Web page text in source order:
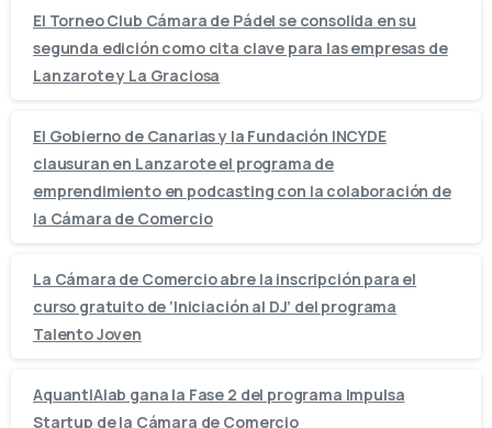
El Torneo Club Cámara de Pádel se consolida en su
segunda edición como cita clave para las empresas de
Lanzarote y La Graciosa
El Gobierno de Canarias y la Fundación INCYDE
clausuran en Lanzarote el programa de
emprendimiento en podcasting con la colaboración de
la Cámara de Comercio
La Cámara de Comercio abre la inscripción para el
curso gratuito de ‘Iniciación al DJ’ del programa
Talento Joven
AquantIAlab gana la Fase 2 del programa Impulsa
Startup de la Cámara de Comercio